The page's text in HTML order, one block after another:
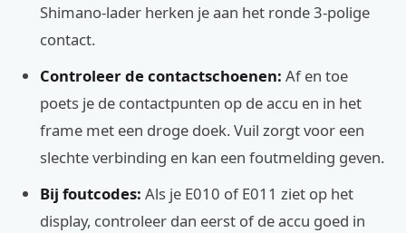
Shimano-lader herken je aan het ronde 3-polige
contact.
Controleer de contactschoenen: Af en toe
poets je de contactpunten op de accu en in het
frame met een droge doek. Vuil zorgt voor een
slechte verbinding en kan een foutmelding geven.
Bij foutcodes: Als je E010 of E011 ziet op het
display, controleer dan eerst of de accu goed in